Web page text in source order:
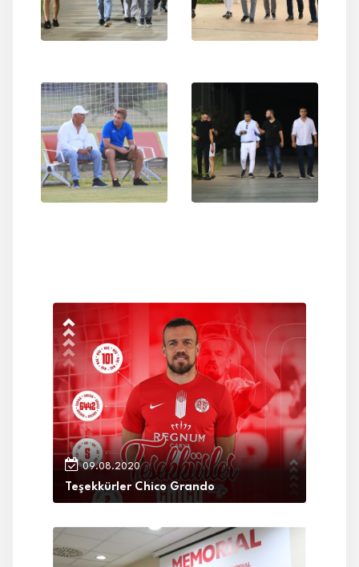
09.08.2020
Teşekkürler Chico Grando